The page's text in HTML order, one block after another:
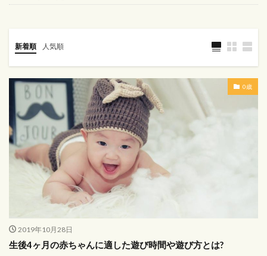
新着順 人気順
0歳
2019年10月28日
生後4ヶ月の赤ちゃんに適した遊び時間や遊び方とは?